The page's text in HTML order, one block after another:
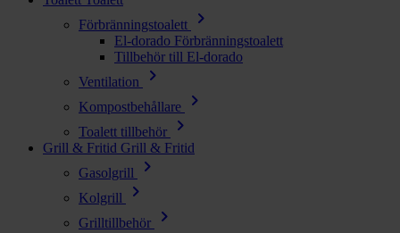
Förbränningstoalett
chevron_right
El-dorado Förbränningstoalett
Tillbehör till El-dorado
Ventilation
chevron_right
Kompostbehållare chevron_right
Toalett tillbehör chevron_right
Grill & Fritid Grill & Fritid
Gasolgrill
chevron_right
Kolgrill chevron_right
Grilltillbehör chevron_right